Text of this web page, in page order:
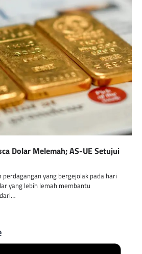
Dolar Melemah; AS-UE Setujui
perdagangan yang bergejolak pada hari
yang lebih lemah membantu